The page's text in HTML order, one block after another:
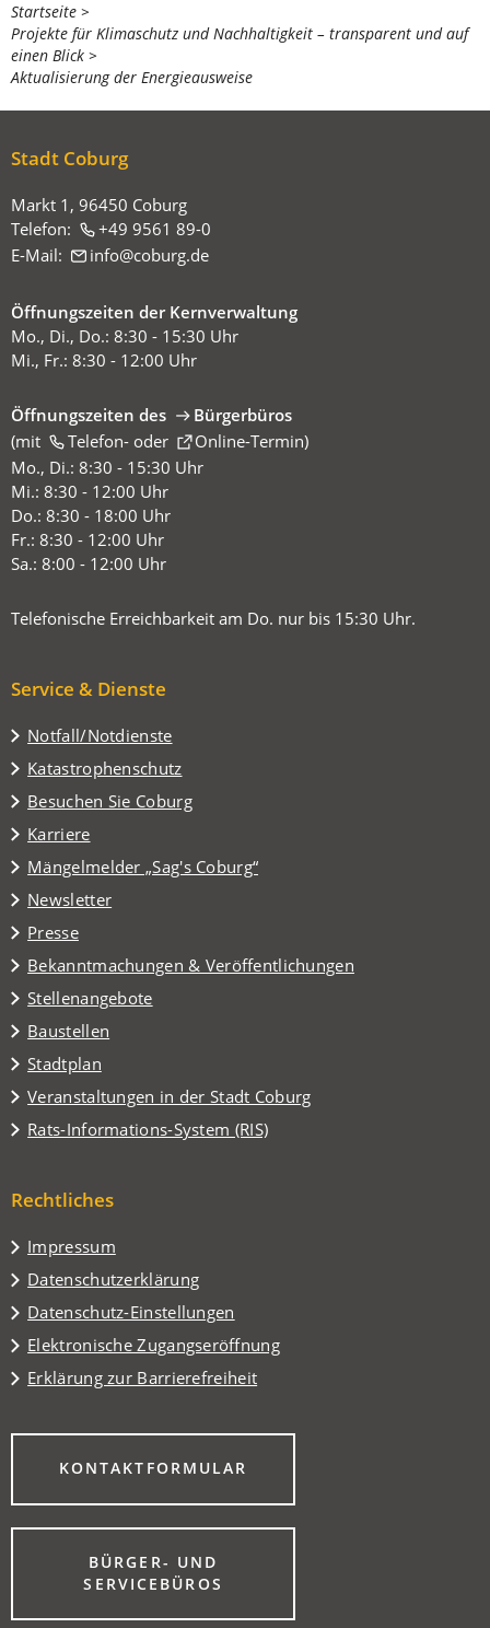
Sie
befinden
sich
hier:
Startseite
Projekte für Klimaschutz und Nachhaltigkeit – transparent und auf
einen Blick
Aktualisierung der Energieausweise
Stadt Coburg
Markt 1, 96450 Coburg
Telefon:
+49 9561 89-0
E-Mail:
info coburg de
Öffnungszeiten der Kernverwaltung
Mo., Di., Do.: 8:30 - 15:30 Uhr
Mi., Fr.: 8:30 - 12:00 Uhr
Öffnungszeiten des
Bürgerbüros
(mit
Telefon-oder Online-Termin
(Öffnet
in
einem
neuen
Tab)
)
Mo., Di.: 8:30 - 15:30 Uhr
Mi.: 8:30 - 12:00 Uhr
Do.: 8:30 - 18:00 Uhr
Fr.: 8:30 - 12:00 Uhr
Sa.: 8:00 - 12:00 Uhr
Telefonische Erreichbarkeit am Do. nur bis 15:30 Uhr.
Service & Dienste
Notfall/Notdienste
Katastrophenschutz
Besuchen Sie Coburg
(Öffnet
in
einem
neuen
Tab)
Karriere
Mängelmelder „Sag's Coburg“
(Öffnet
in
einem
neuen
Tab)
Newsletter
Presse
Bekanntmachungen & Veröffentlichungen
Stellenangebote
Baustellen
Stadtplan
(Öffnet
in
einem
neuen
Veranstaltungen in der Stadt Coburg
(Öffnet
in
einem
Tab)
Rats-Informations-System (RIS)
(Öffnet
neuen
Rechtliches
Impressum
Datenschutzerklärung
Datenschutz-Einstellungen
Elektronische Zugangseröffnung
Erklärung zur Barrierefreiheit
KONTAKTFORMULAR
(ÖFFNET
EINEM
NEUEN
BÜRGER- UND
SERVICEBÜROS
(ÖFFNET